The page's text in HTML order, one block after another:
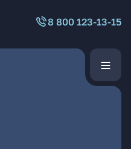
8 800 123-13-15